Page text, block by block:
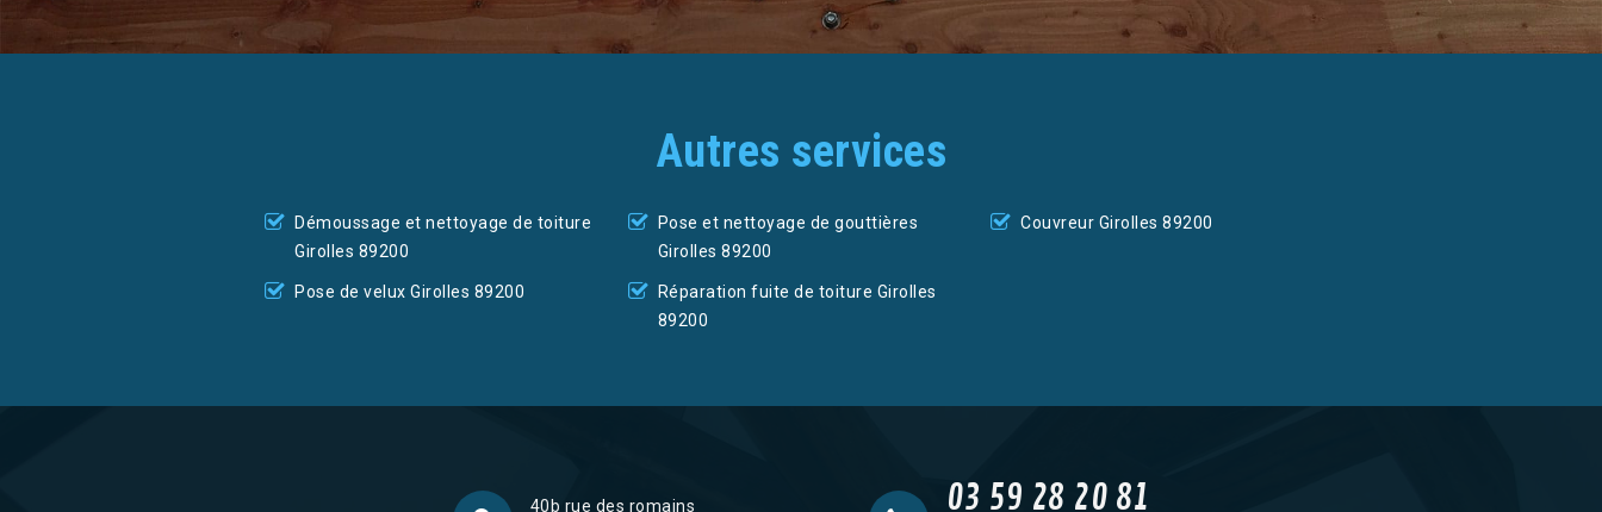
Autres services
Démoussage et nettoyage de toiture
Girolles 89200
Pose de velux Girolles 89200
Pose et nettoyage de gouttières
Girolles 89200
Réparation fuite de toiture Girolles
89200
Couvreur Girolles 89200
40b rue des romains 03 59 28 20 81